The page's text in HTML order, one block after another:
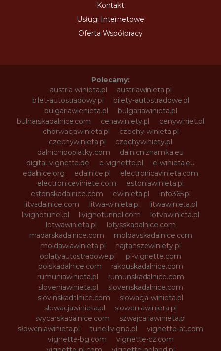
Kontakt
Usługi Internetowe
Oferta Współpracy
Polecamy:
austria-winieta.pl
austriawinieta.pl
bilet-autostradowy.pl
bilety-autostradowe.pl
bulgariawienieta.pl
bulgariawinieta.pl
bulharskadalnice.com
cenawiniety.pl
cenywiniet.pl
chorwacjawinieta.pl
czechy-winieta.pl
czechywinieta.pl
czechywiniety.pl
dalnicnipoplatky.com
dalnicniznamka.eu
digital-vignette.de
e-vignette.pl
e-winieta.eu
edalnice.org
edalnice.pl
electronicavinieta.com
electroniceviniete.com
estoniawinieta.pl
estonskadalnice.com
ewinieta.pl
info365.pl
litvadalnice.com
litwa-winieta.pl
litwawinieta.pl
livignotunel.pl
livignotunnel.com
lotvawinieta.pl
lotwawinieta.pl
lotysskadalnice.com
madarskadalnice.com
moldavskadalnice.com
moldawiawinieta.pl
najtanszewiniety.pl
oplatyautostradowe.pl
pl-vignette.com
polskadalnice.com
rakouskadalnice.com
rumuniawinieta.pl
rumunskadalnice.com
sloveniawinieta.pl
slovenskadalnice.com
slovinskadalnice.com
slowacja-winieta.pl
slowacjawinieta.pl
sloweniawinieta.pl
svycarskadalnice.com
szwajcariawinieta.pl
słoweniawinieta.pl
tunellivigno.pl
vignette-at.com
vignette-bg.com
vignette-cz.com